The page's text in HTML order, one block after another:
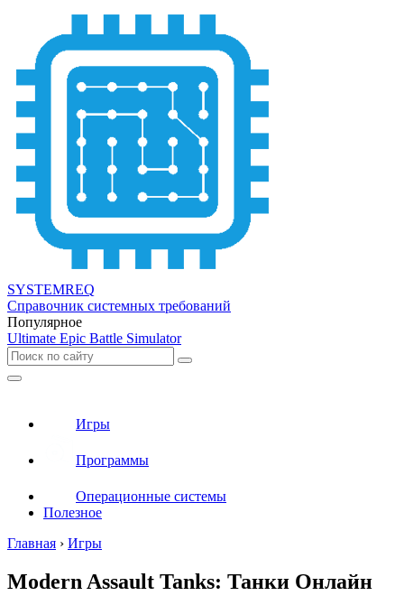
SYSTEMREQ
Справочник системных требований
Популярное
Ultimate Epic Battle Simulator
Игры
Программы
Операционные системы
Полезное
Главная › Игры
Modern Assault Tanks: Танки Онлайн